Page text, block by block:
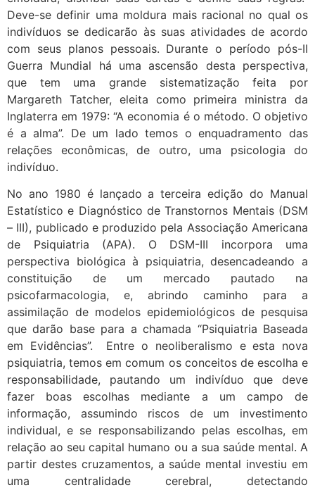
Deve-se definir uma moldura mais racional no qual os
indivíduos se dedicarão às suas atividades de acordo
com seus planos pessoais. Durante o período pós-II
Guerra Mundial há uma ascensão desta perspectiva,
que tem uma grande sistematização feita por
Margareth Tatcher, eleita como primeira ministra da
Inglaterra em 1979: “A economia é o método. O objetivo
é a alma”. De um lado temos o enquadramento das
relações econômicas, de outro, uma psicologia do
indivíduo.
No ano 1980 é lançado a terceira edição do Manual
Estatístico e Diagnóstico de Transtornos Mentais (DSM
– III), publicado e produzido pela Associação Americana
de Psiquiatria (APA). O DSM-III incorpora uma
perspectiva biológica à psiquiatria, desencadeando a
constituição de um mercado pautado na
psicofarmacologia, e, abrindo caminho para a
assimilação de modelos epidemiológicos de pesquisa
que darão base para a chamada “Psiquiatria Baseada
em Evidências”. Entre o neoliberalismo e esta nova
psiquiatria, temos em comum os conceitos de escolha e
responsabilidade, pautando um indivíduo que deve
fazer boas escolhas mediante a um campo de
informação, assumindo riscos de um investimento
individual, e se responsabilizando pelas escolhas, em
relação ao seu capital humano ou a sua saúde mental. A
partir destes cruzamentos, a saúde mental investiu em
uma centralidade cerebral, detectando